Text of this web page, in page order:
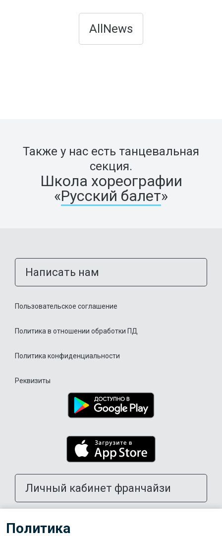
AllNews
Также у нас есть танцевальная
секция.
Школа хореографии
«Русский балет»
Написать нам
Пользовательское соглашение
Политика в отношении обработки ПД
Политика конфиденциальности
Реквизиты
Личный кабинет франчайзи
Политика